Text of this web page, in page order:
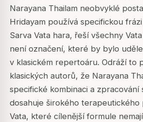
Narayana Thailam neobvyklé
Hridayam používá specifickou
Sarva Vata hara, řeší všechny
není označení, které by bylo
v klasickém repertoáru. Odráží to
klasických autorů, že Narayana
specifické kombinaci a zpracování
dosahuje širokého terapeutického
Vata, které cílenější formule